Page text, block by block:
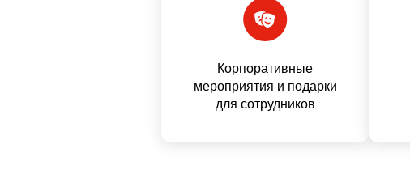
Корпоративные
мероприятия и подарки
для сотрудников